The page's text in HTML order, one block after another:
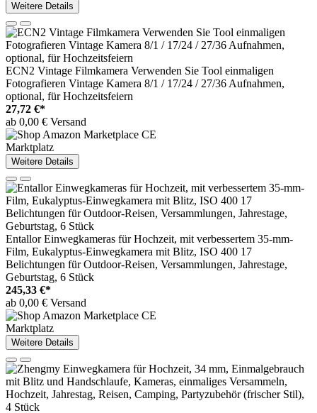
Weitere Details
ECN2 Vintage Filmkamera Verwenden Sie Tool einmaligen
Fotografieren Vintage Kamera 8/1 / 17/24 / 27/36 Aufnahmen,
optional, für Hochzeitsfeiern
27,72 €*
ab 0,00 € Versand
Marktplatz
Weitere Details
Entallor Einwegkameras für Hochzeit, mit verbessertem 35-mm-
Film, Eukalyptus-Einwegkamera mit Blitz, ISO 400 17
Belichtungen für Outdoor-Reisen, Versammlungen, Jahrestage,
Geburtstag, 6 Stück
245,33 €*
ab 0,00 € Versand
Marktplatz
Weitere Details